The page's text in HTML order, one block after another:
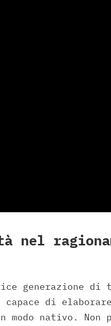
nel
generazione di
capace di
nativo. Non